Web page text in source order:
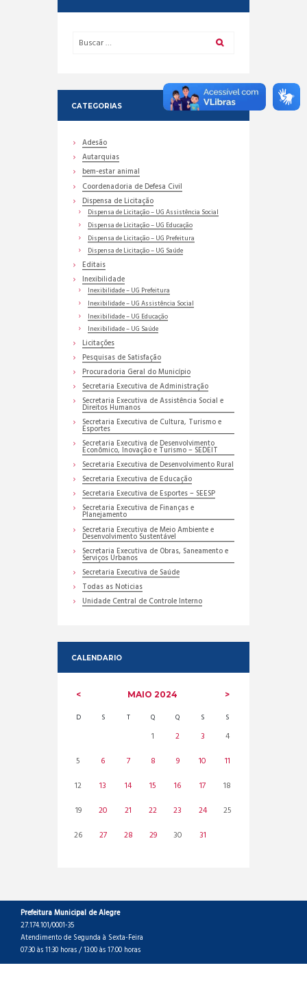
CATEGORIAS
Adesão
Autarquias
bem-estar animal
Coordenadoria de Defesa Civil
Dispensa de Licitação
Dispensa de Licitação – UG Assistência Social
Dispensa de Licitação – UG Educação
Dispensa de Licitação – UG Prefeitura
Dispensa de Licitação – UG Saúde
Editais
Inexibilidade
Inexibilidade – UG Prefeitura
Inexibilidade – UG Assistência Social
Inexibilidade – UG Educação
Inexibilidade – UG Saúde
Licitações
Pesquisas de Satisfação
Procuradoria Geral do Município
Secretaria Executiva de Administração
Secretaria Executiva de Assistência Social e
Direitos Humanos
Secretaria Executiva de Cultura, Turismo e
Esportes
Secretaria Executiva de Desenvolvimento
Econômico, Inovação e Turismo – SEDEIT
Secretaria Executiva de Desenvolvimento Rural
Secretaria Executiva de Educação
Secretaria Executiva de Esportes – SEESP
Secretaria Executiva de Finanças e
Planejamento
Secretaria Executiva de Meio Ambiente e
Desenvolvimento Sustentável
Secretaria Executiva de Obras, Saneamento e
Serviços Urbanos
Secretaria Executiva de Saúde
Todas as Noticias
Unidade Central de Controle Interno
CALENDARIO
MAIO2024
D S T Q Q S S
1 2 3
4
5
6 7 8 9 10
11
12
13 14 15 16 17
18
19
20 21 22 23 24
25
26
27 28 29 30 31
Prefeitura Municipal de Alegre
27.174.101/0001-35
Atendimento de Segunda à Sexta-Feira
07:30 às 11:30 horas / 13:00 às 17:00 horas